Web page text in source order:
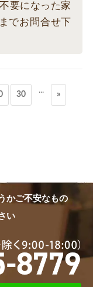
要になった家
でお問合せ下
30 ... »
かご不安なもの
い